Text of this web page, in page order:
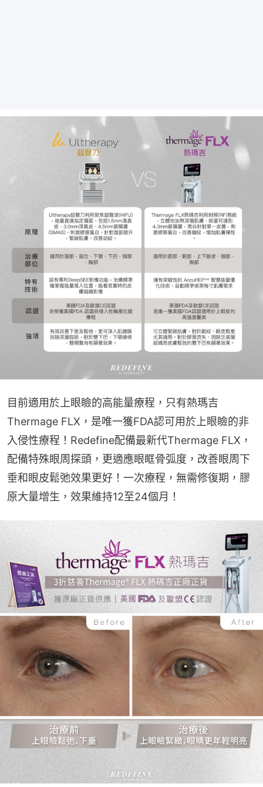
目前適用於上眼瞼的高能量療程，只有熱瑪吉
Thermage FLX，是唯一獲FDA認可用於上眼瞼的非
入侵性療程！Redefine配備最新代Thermage FLX，
配備特殊眼周探頭，更適應眼眶骨弧度，改善眼周下
垂和眼皮鬆弛效果更好！一次療程，無需修復期，膠
原大量增生，效果維持12至24個月！